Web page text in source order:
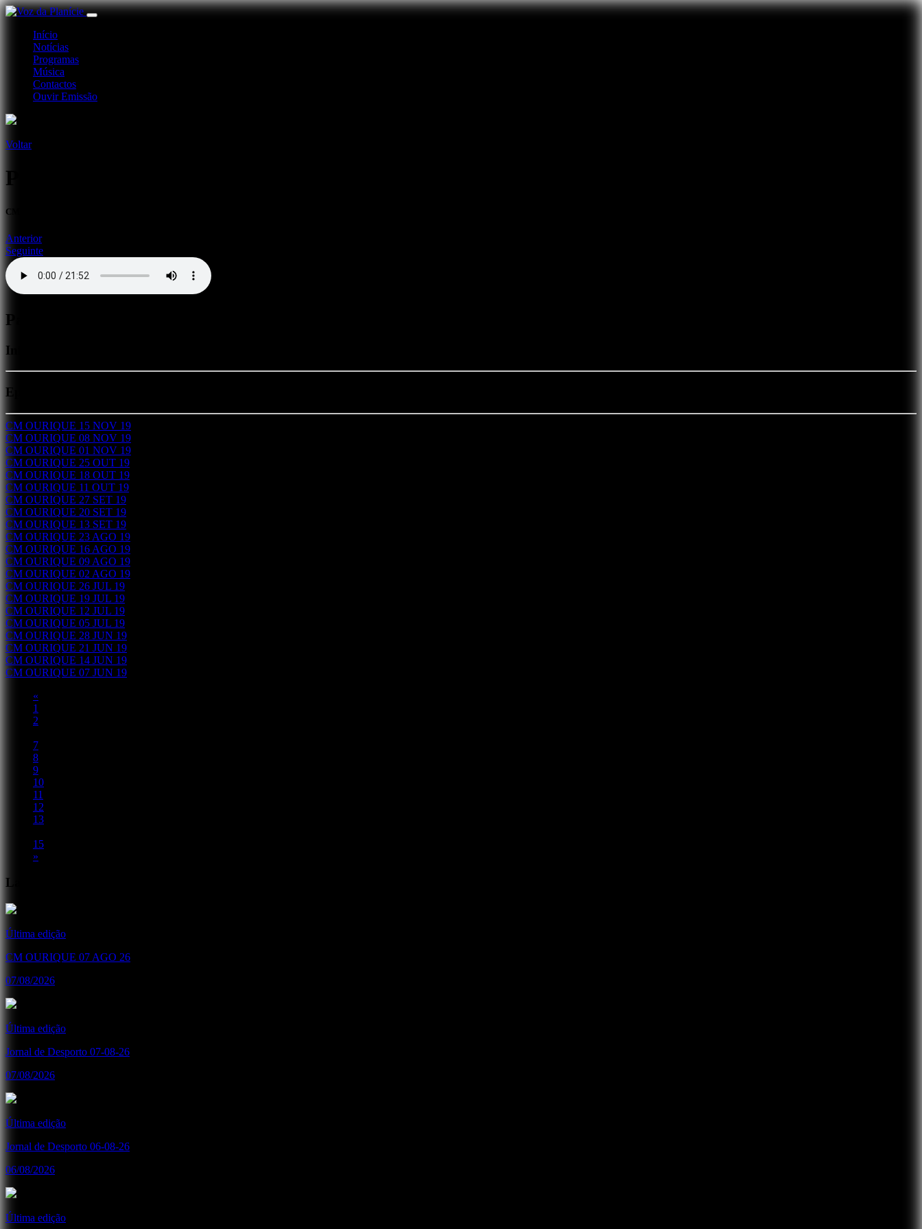
Início
Notícias
Programas
Música
Contactos
Ouvir Emissão
Voltar
Passos do Concelho - Ourique
CM OURIQUE 11 MAR 22
Anterior
Seguinte
Passos do Concelho - Ourique
Informação Municipal
Episódios
CM OURIQUE 15 NOV 19
CM OURIQUE 08 NOV 19
CM OURIQUE 01 NOV 19
CM OURIQUE 25 OUT 19
CM OURIQUE 18 OUT 19
CM OURIQUE 11 OUT 19
CM OURIQUE 27 SET 19
CM OURIQUE 20 SET 19
CM OURIQUE 13 SET 19
CM OURIQUE 23 AGO 19
CM OURIQUE 16 AGO 19
CM OURIQUE 09 AGO 19
CM OURIQUE 02 AGO 19
CM OURIQUE 26 JUL 19
CM OURIQUE 19 JUL 19
CM OURIQUE 12 JUL 19
CM OURIQUE 05 JUL 19
CM OURIQUE 28 JUN 19
CM OURIQUE 21 JUN 19
CM OURIQUE 14 JUN 19
CM OURIQUE 07 JUN 19
«
1
2
7
8
9
10
11
12
13
15
»
Lançamentos Recentes
Última edição
CM OURIQUE 07 AGO 26
07/08/2026
Última edição
Jornal de Desporto 07-08-26
07/08/2026
Última edição
Jornal de Desporto 06-08-26
06/08/2026
Última edição